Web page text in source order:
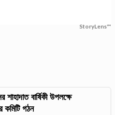
StoryLens™
শাহাদাত বার্ষিকী উপলক্ষে
গঠন